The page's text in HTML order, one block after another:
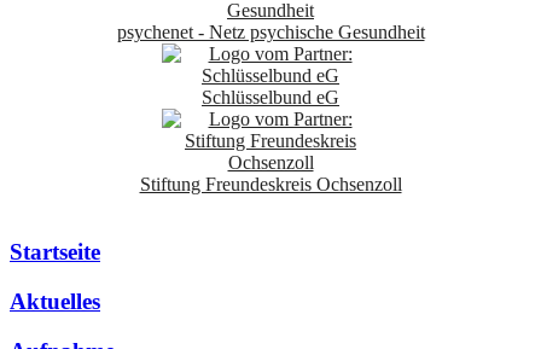
psychenet - Netz psychische Gesundheit
Schlüsselbund eG
Stiftung Freundeskreis Ochsenzoll
Startseite
Aktuelles